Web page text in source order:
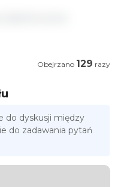
Zjednoczone.
Obejrzano 129 razy
do dyskusji między
do zadawania pytań